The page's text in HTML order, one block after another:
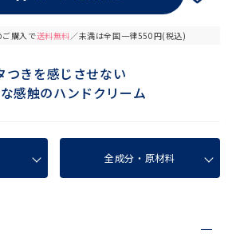
購入で送料無料／未満は全国一律550円(税込)
つきを感じさせない
感触のハンドクリーム
全成分・原材料